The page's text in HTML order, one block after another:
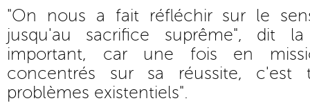
"On nous a fait réfléchir sur le
jusqu'au sacrifice suprême", dit
important, car une fois en
concentrés sur sa réussite,
problèmes existentiels".